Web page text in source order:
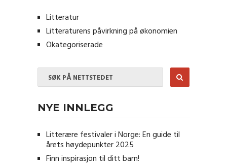
Litteratur
Litteraturens påvirkning på økonomien
Okategoriserade
NYE INNLEGG
Litterære festivaler i Norge: En guide til
årets høydepunkter 2025
Finn inspirasjon til ditt barn!